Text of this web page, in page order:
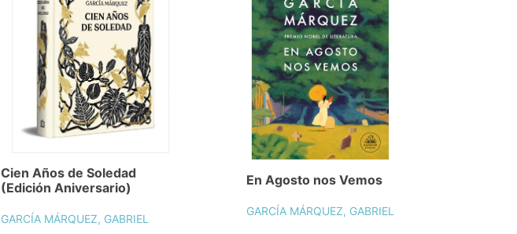
Cien Años de Soledad
(Edición Aniversario)
GARCÍA MÁRQUEZ, GABRIEL
En Agosto nos Vemos
GARCÍA MÁRQUEZ, GABRIEL